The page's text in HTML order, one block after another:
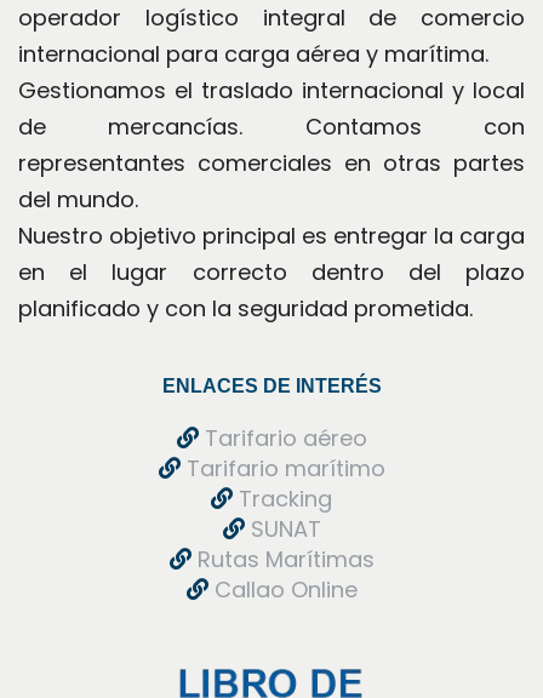
operador logístico integral de comercio
internacional para carga aérea y marítima.
Gestionamos el traslado internacional y local
de mercancías. Contamos con
representantes comerciales en otras partes
del mundo.
Nuestro objetivo principal es entregar la carga
en el lugar correcto dentro del plazo
planificado y con la seguridad prometida.
ENLACES DE INTERÉS
Tarifario aéreo
Tarifario marítimo
Tracking
SUNAT
Rutas Marítima
Callao Online